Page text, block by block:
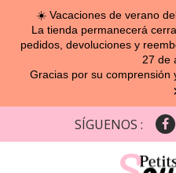
☀️ Vacaciones de verano
La tienda permanecerá
pedidos, devoluciones y
27 de
Gracias por su comprensión
SÍGUENOS :